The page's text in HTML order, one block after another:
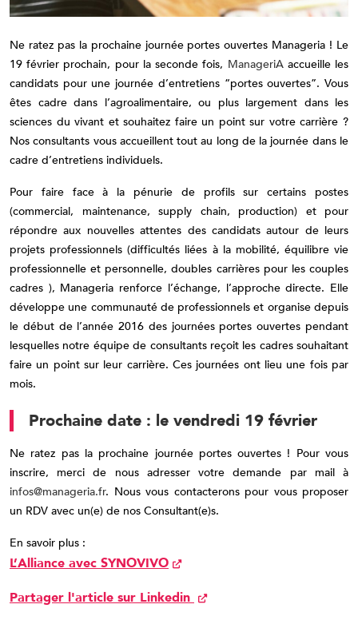
Ne ratez pas la prochaine journée portes ouvertes Manageria ! Le
19 février prochain, pour la seconde fois, ManageriAaccueille les
candidats pour une journée d’entretiens “portes ouvertes”. Vous
êtes cadre dans l’agroalimentaire, ou plus largement dans les
sciences du vivant et souhaitez faire un point sur votre carrière ?
Nos consultants vous accueillent tout au long de la journée dans le
cadre d’entretiens individuels.
Pour faire face à la pénurie de profils sur certains postes
(commercial, maintenance, supply chain, production) et pour
répondre aux nouvelles attentes des candidats autour de leurs
projets professionnels (difficultés liées à la mobilité, équilibre vie
professionnelle et personnelle, doubles carrières pour les couples
cadres ), Manageria renforce l’échange, l’approche directe. Elle
développe une communauté de professionnels et organise depuis
le début de l’année 2016 des journées portes ouvertes pendant
lesquelles notre équipe de consultants reçoit les cadres souhaitant
faire un point sur leur carrière. Ces journées ont lieu une fois par
mois.
Prochaine date : le vendredi 19 février
Ne ratez pas la prochaine journée portes ouvertes ! Pour vous
inscrire, merci de nous adresser votre demande par mail à
infos@manageria.fr. Nous vous contacterons pour vous proposer
un RDV avec un(e) de nos Consultant(e)s.
En savoir plus :
L’Alliance avec SYNOVIVO
Partager l'article sur Linkedin